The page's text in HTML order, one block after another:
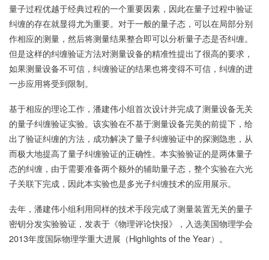
量子过程优越于经典过程的一个重要因素，因此在量子过程中验证
纠缠的存在就显得尤为重要。对于一般的量子态，可以在局部分别
作相应的测量，然后将测量结果整合即可以分析量子态是否纠缠。
但是这样的纠缠验证方法对测量设备的精准性提出了很高的要求，
如果测量设备不可信，纠缠验证的结果也将变得不可信，纠缠的进
一步应用将受到限制。
基于相应的理论工作，潘建伟小组首次设计并完成了测量设备无关
的量子纠缠验证实验。该实验在不基于测量设备完美的前提下，给
出了验证纠缠的方法，成功解决了量子纠缠验证中的探测隐患，从
而极大地提高了量子纠缠验证的正确性。本实验验证的是两体量子
态的纠缠，由于需要准备两个额外的辅助量子态，整个实验在六光
子关联下完成，因此本实验也是多光子纠缠技术的应用展示。
去年，潘建伟小组利用同样的技术手段完成了测量装置无关的量子
密钥分发实验验证，发表于《物理评论快报》，入选美国物理学会
2013年度国际物理学重大进展（Highlights of the Year）。